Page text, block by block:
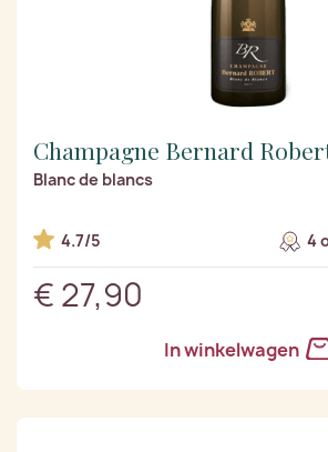
Champagne Bernard
Blanc de blancs
4.7/5 4
€ 27,90
In winkelwagen